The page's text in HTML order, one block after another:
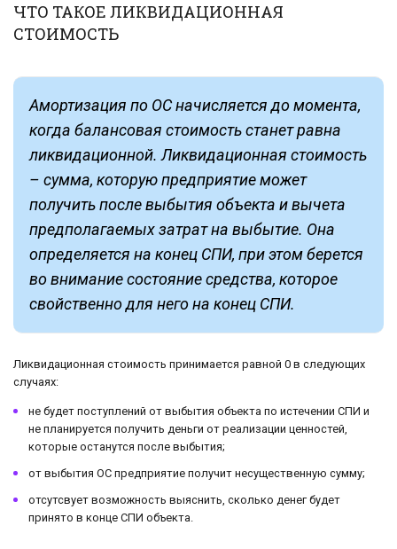
ЧТО ТАКОЕ ЛИКВИДАЦИОННАЯ
СТОИМОСТЬ
Амортизация по ОС начисляется до момента,
когда балансовая стоимость станет равна
ликвидационной. Ликвидационная стоимость
– сумма, которую предприятие может
получить после выбытия объекта и вычета
предполагаемых затрат на выбытие. Она
определяется на конец СПИ, при этом берется
во внимание состояние средства, которое
свойственно для него на конец СПИ.
Ликвидационная стоимость принимается равной 0 в следующих
случаях:
не будет поступлений от выбытия объекта по истечении СПИ и
не планируется получить деньги от реализации ценностей,
которые останутся после выбытия;
от выбытия ОС предприятие получит несущественную сумму;
отсутсвует возможность выяснить, сколько денег будет
принято в конце СПИ объекта.